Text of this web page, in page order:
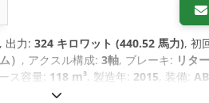
, 出力: 324 キロワット (440.52 馬力), 初
） , アクスル構成: 3軸, ブレーキ: リタ
ス容量: 118 m³, 製造年: 2015, 装備:
ム, パーキングヒーター, 電子安定制御